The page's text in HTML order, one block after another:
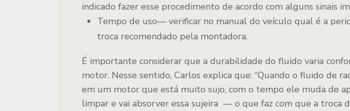
indicado fazer esse procedimento de acordo com alguns sinais
Tempo de uso— verificar no manual do veículo qual é a
troca recomendado pela montadora.
É importante considerar que a durabilidade do fluido varia
motor. Nesse sentido, Carlos explica que: “Quando o fluido de
em um motor que está muito sujo, com o tempo ele muda de
limpar e vai absorver essa sujeira — o que faz com que a troca